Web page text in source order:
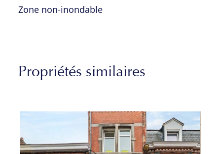
Zone non-inondable
Propriétés similaires